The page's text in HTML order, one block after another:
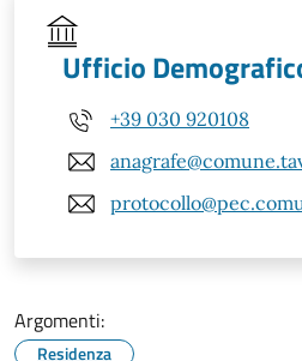
Ufficio
+39 030 920108
Argomenti:
Residenza